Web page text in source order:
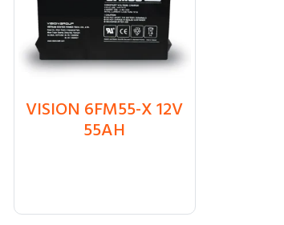
₸64 000
VISION 6FM55-X 12V
55AH